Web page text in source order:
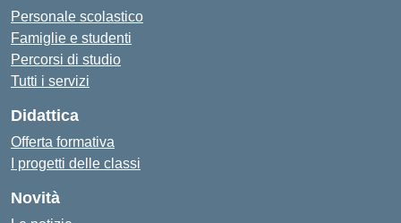
Personale scolastico
Famiglie e studenti
Percorsi di studio
Tutti i servizi
Didattica
Offerta formativa
I progetti delle classi
Novità